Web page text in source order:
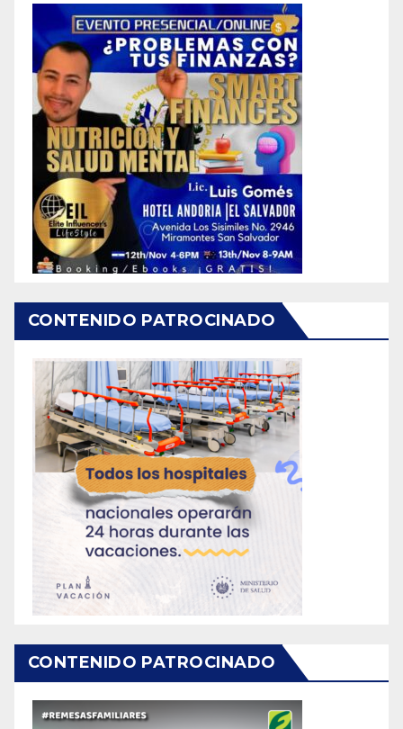
CONTENIDO PATROCINADO
CONTENIDO PATROCINADO